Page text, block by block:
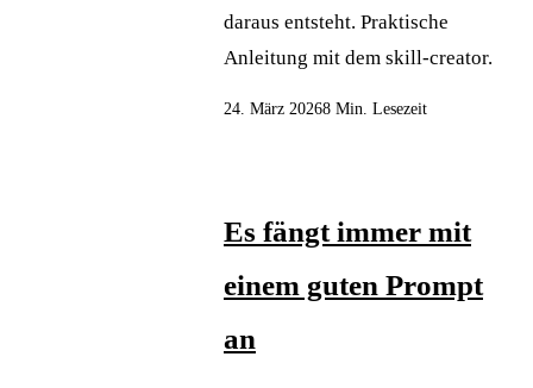
daraus entsteht. Praktische
Anleitung mit dem skill-creator.
24. März 20268 Min. Lesezeit
Es fängt immer mit
einem guten Prompt
an